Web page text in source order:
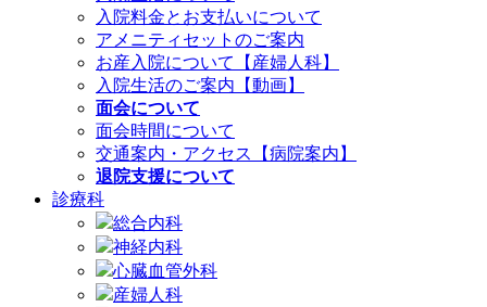
入院料金とお支払いについて
アメニティセットのご案内
お産入院について【産婦人科】
入院生活のご案内【動画】
面会について
面会時間について
交通案内・アクセス【病院案内】
退院支援について
診療科
総合内科
神経内科
心臓血管外科
産婦人科